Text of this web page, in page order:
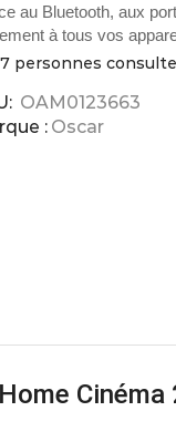
au Bluetooth, aux
à tous vos
personnes
OAM0123663
: Oscar